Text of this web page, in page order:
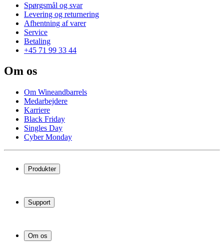
Spørgsmål og svar
Levering og returnering
Afhentning af varer
Service
Betaling
+45 71 99 33 44
Om os
Om Wineandbarrels
Medarbejdere
Karriere
Black Friday
Singles Day
Cyber Monday
Produkter
Vinreoler
Vinmøbler
Erhverv
Support
Levering og returnering
Afhentning af varer
Om os